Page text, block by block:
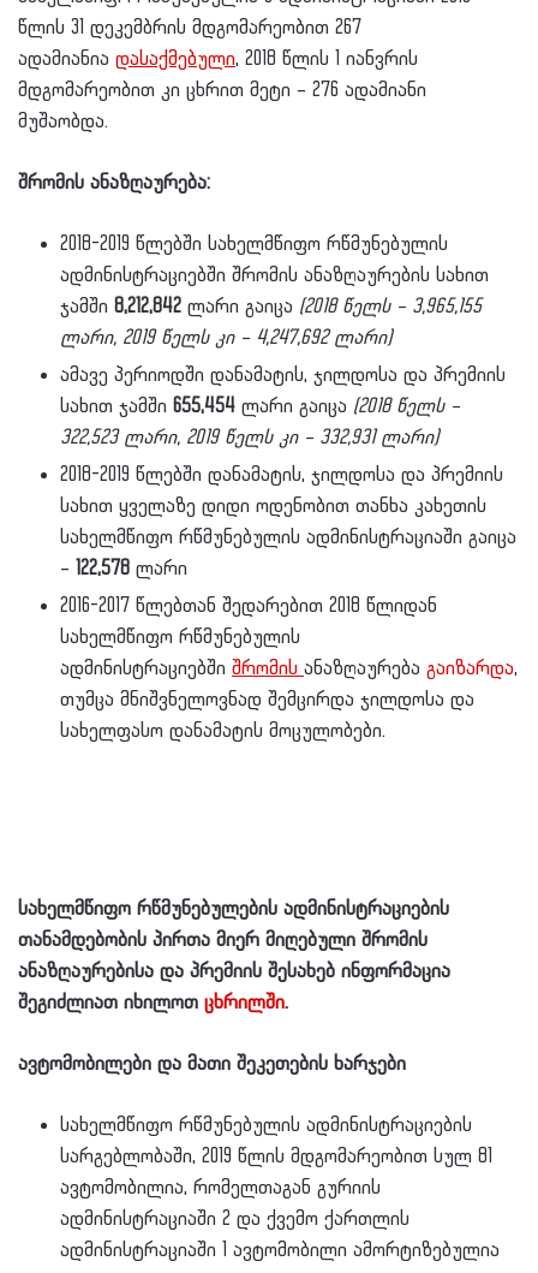
წლის 31 დეკემბრის მდგომარეობით 267
ადამიანია დასაქმებული, 2018 წლის 1 იანვრის
მდგომარეობით კი ცხრით მეტი – 276 ადამიანი
მუშაობდა.
შრომის ანაზღაურება:
2018-2019 წლებში სახელმწიფო რწმუნებულის
ადმინისტრაციებში შრომის ანაზღაურების სახით
ჯამში 8,212,842 ლარი გაიცა (2018 წელს – 3,965,155
ლარი, 2019 წელს კი – 4,247,692 ლარი)
ამავე პერიოდში დანამატის, ჯილდოსა და პრემიის
სახით ჯამში 655,454 ლარი გაიცა (2018 წელს –
322,523 ლარი, 2019 წელს კი – 332,931 ლარი)
2018-2019 წლებში დანამატის, ჯილდოსა და პრემიის
სახით ყველაზე დიდი ოდენობით თანხა კახეთის
სახელმწიფო რწმუნებულის ადმინისტრაციაში გაიცა
– 122,578 ლარი
2016-2017 წლებთან შედარებით 2018 წლიდან
სახელმწიფო რწმუნებულის
ადმინისტრაციებში შრომის ანაზღაურება გაიზარდა,
თუმცა მნიშვნელოვნად შემცირდა ჯილდოსა და
სახელფასო დანამატის მოცულობები.
სახელმწიფო რწმუნებულების ადმინისტრაციების
თანამდებობის პირთა მიერ მიღებული შრომის
ანაზღაურებისა და პრემიის შესახებ ინფორმაცია
შეგიძლიათ იხილოთ ცხრილში.
ავტომობილები და მათი შეკეთების ხარჯები
სახელმწიფო რწმუნებულის ადმინისტრაციების
სარგებლობაში, 2019 წლის მდგომარეობით სულ 81
ავტომობილია, რომელთაგან გურიის
ადმინისტრაციაში 2 და ქვემო ქართლის
ადმინისტრაციაში 1 ავტომობილი ამორტიზებულია